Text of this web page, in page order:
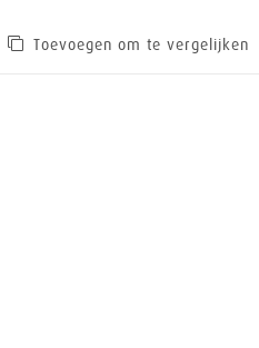
Toevoegen om te vergelijken